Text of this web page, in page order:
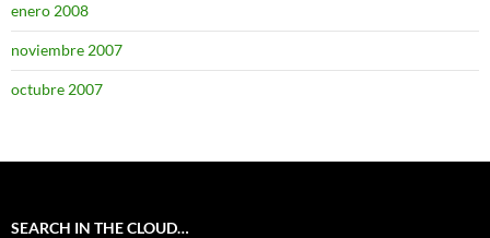
enero 2008
noviembre 2007
octubre 2007
SEARCH IN THE CLOUD…